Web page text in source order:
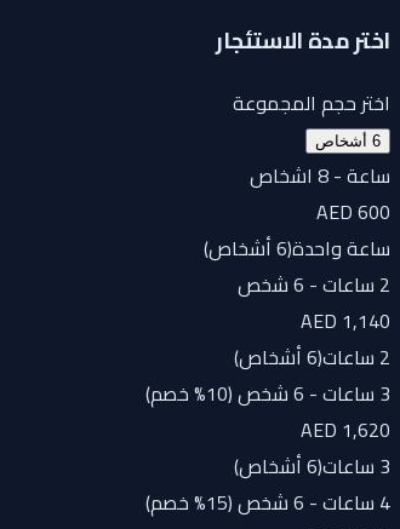
اختر مدة الاستئجار
اختر حجم المجموعة
6 أشخاص
ساعة - 8 اشخاص
AED 600
ساعة واحدة(6 أشخاص
)
2 ساعات - 6 شخص
AED 1,140
2 ساعات
(6 أشخاص
)
3 ساعات - 6 شخص (10% خصم)
AED 1,620
3 ساعات
(6 أشخاص
)
4 ساعات - 6 شخص (15% خصم)